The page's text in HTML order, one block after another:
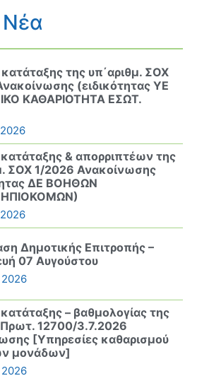
Νέα
της υπ΄αριθμ. ΣΟΧ
(ειδικότητας ΥΕ
ΚΑΘΑΡΙΟΤΗΤΑ ΕΣΩΤ.
& απορριπτέων της
ΣΟΧ 1/2026 Ανακοίνωσης
ΔΕ ΒΟΗΘΩΝ
Δημοτικής Επιτροπής –
07 Αυγούστου
– βαθμολογίας της
Πρωτ. 12700/3.7.2026
[Υπηρεσίες καθαρισμού
μονάδων]